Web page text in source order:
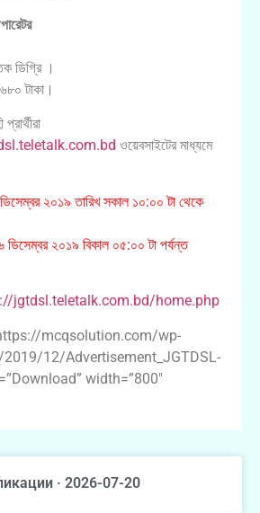
ডিগ্রি ।
টাকা।
ওয়েবসাইটের মাধ্যমে
২০১৯ তারিখ সকাল ১০:০০ টা থেকে
ডিসেম্বর ২০১৯ বিকাল ০৫:০০ টা পর্যন্ত
jgtdsl.teletalk.com.bd/home.php
mcqsolution.com/wp-
12/Advertisement_JGTDSL-
width=”800″
· 2026-07-20